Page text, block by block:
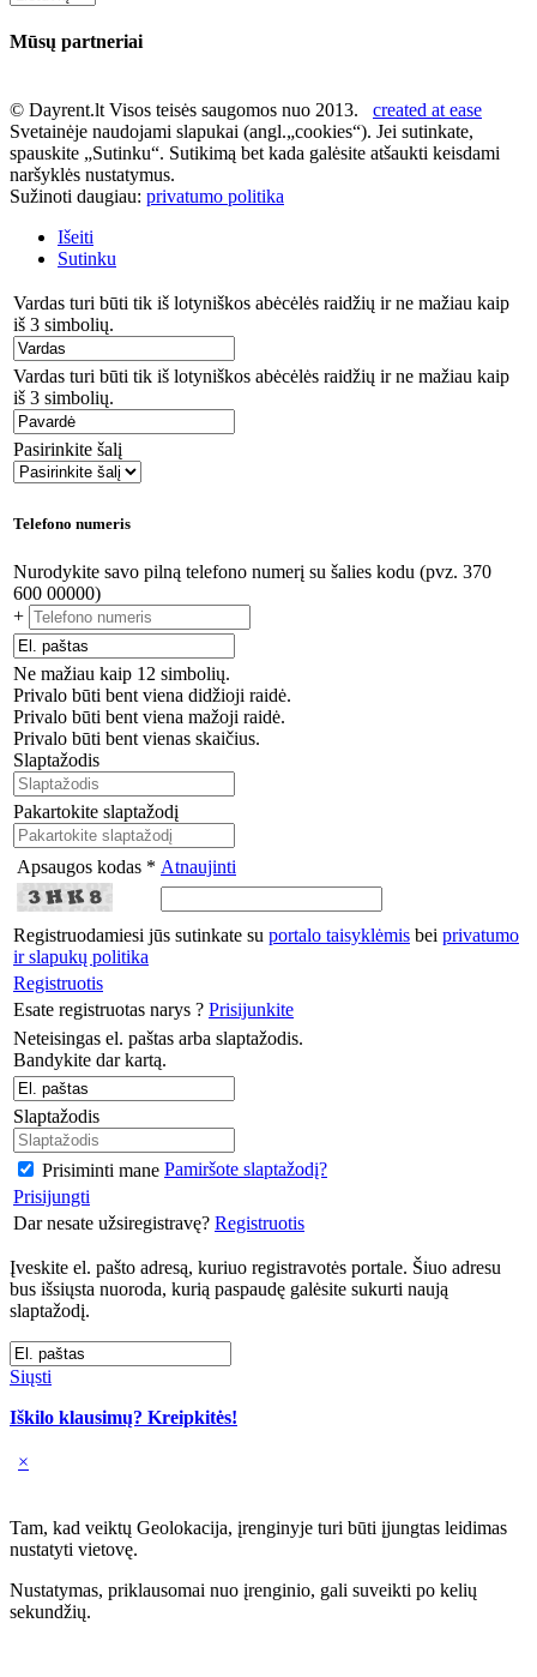
Mūsų partneriai
© Dayrent.lt Visos teisės saugomos nuo 2013. created at ease
Svetainėje naudojami slapukai (angl.„cookies“). Jei sutinkate,
spauskite „Sutinku“. Sutikimą bet kada galėsite atšaukti keisdami
naršyklės nustatymus.
Sužinoti daugiau: privatumo politika
Išeiti
Sutinku
Vardas turi būti tik iš lotyniškos abėcėlės raidžių ir ne mažiau kaip
iš 3 simbolių.
Vardas turi būti tik iš lotyniškos abėcėlės raidžių ir ne mažiau kaip
iš 3 simbolių.
Pasirinkite šalį
Telefono numeris
Nurodykite savo pilną telefono numerį su šalies kodu (pvz. 370
600 00000)
+
Ne mažiau kaip 12 simbolių.
Privalo būti bent viena didžioji raidė.
Privalo būti bent viena mažoji raidė.
Privalo būti bent vienas skaičius.
Slaptažodis
Pakartokite slaptažodį
Apsaugos kodas * Atnaujinti
Registruodamiesi jūs sutinkate su portalo taisyklėmis bei privatumo
ir slapukų politika
Registruotis
Esate registruotas narys ? Prisijunkite
Neteisingas el. paštas arba slaptažodis.
Bandykite dar kartą.
Slaptažodis
Prisiminti mane Pamiršote slaptažodį?
Prisijungti
Dar nesate užsiregistravę? Registruotis
Įveskite el. pašto adresą, kuriuo registravotės portale. Šiuo adresu
bus išsiųsta nuoroda, kurią paspaudę galėsite sukurti naują
slaptažodį.
Siųsti
Iškilo klausimų? Kreipkitės!
×
Tam, kad veiktų Geolokacija, įrenginyje turi būti įjungtas leidimas
nustatyti vietovę.
Nustatymas, priklausomai nuo įrenginio, gali suveikti po kelių
sekundžių.